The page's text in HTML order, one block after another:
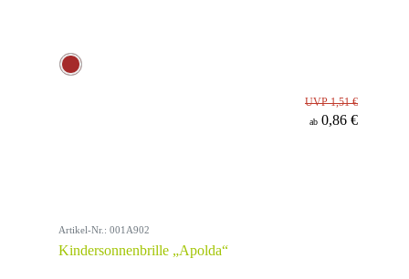
UVP 1,51 €
ab 0,86 €
Artikel-Nr.: 001A902
Kindersonnenbrille „Apolda“